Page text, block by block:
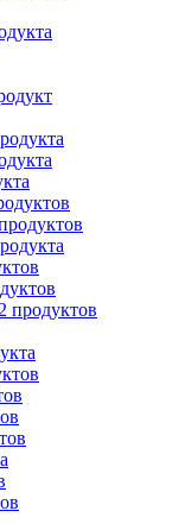
продуктов